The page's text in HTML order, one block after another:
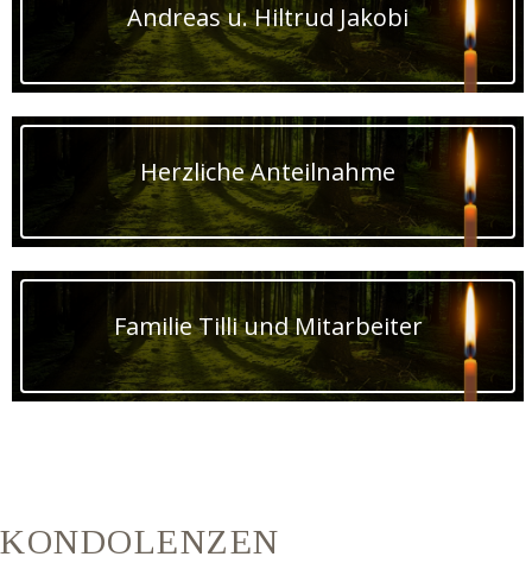
Andreas u. Hiltrud Jakobi
Herzliche Anteilnahme
Familie Tilli und Mitarbeiter
KONDOLENZEN